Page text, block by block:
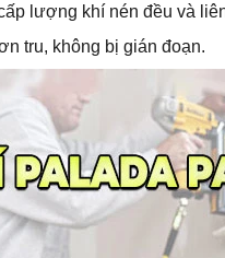
lượng khí nén đều và
tru, không bị gián đoạn.